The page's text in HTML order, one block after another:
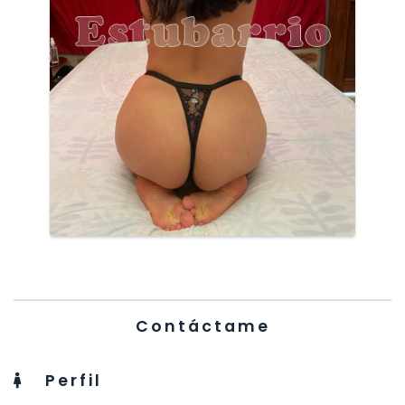
Contáctame
Perfil